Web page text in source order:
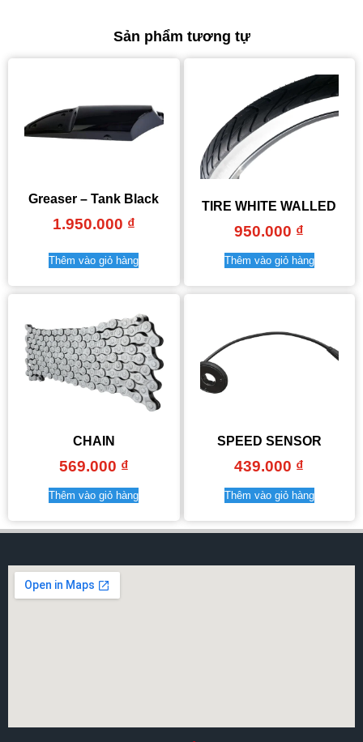
Sản phẩm tương tự
Greaser – Tank Black
1.950.000 ₫
Thêm vào giỏ hàng
TIRE WHITE WALLED
950.000 ₫
Thêm vào giỏ hàng
CHAIN
569.000 ₫
Thêm vào giỏ hàng
SPEED SENSOR
439.000 ₫
Thêm vào giỏ hàng